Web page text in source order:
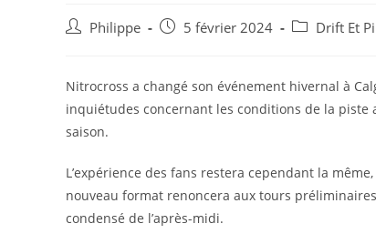
Auteur/autrice
publication :
Philippe
Post 5 février 2024
Post Drift Et
Nitrocross a changé son événement hivernal à
inquiétudes concernant les conditions de la
saison.
L’expérience des fans restera cependant la
nouveau format renoncera aux tours
condensé de l’après-midi.